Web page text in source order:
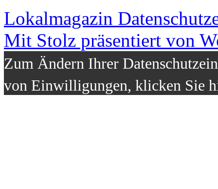
Lokalmagazin
Mit Stolz präsentiert von
Zum Ändern Ihrer
von Einwilligungen, klicken Sie